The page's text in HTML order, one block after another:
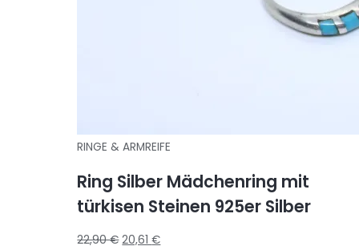
RINGE & ARMREIFE
Ring Silber Mädchenring mit
türkisen Steinen 925er Silber
22,90€ 20,61€